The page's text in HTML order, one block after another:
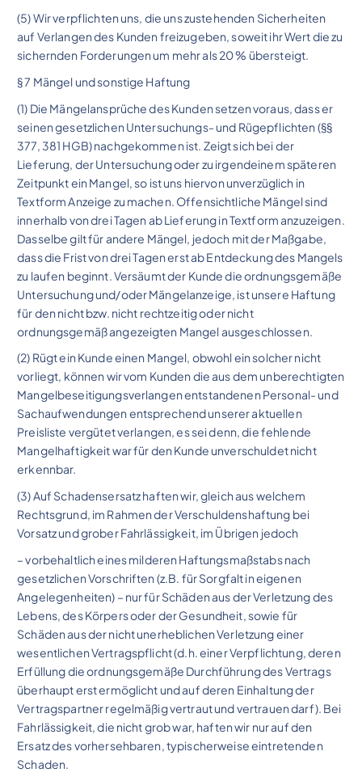
(5) Wir verpflichten uns, die uns zustehenden Sicherheiten
auf Verlangen des Kunden freizugeben, soweit ihr Wert die zu
sichernden Forderungen um mehr als 20 % übersteigt.
§ 7 Mängel und sonstige Haftung
(1) Die Mängelansprüche des Kunden setzen voraus, dass er
seinen gesetzlichen Untersuchungs- und Rügepflichten (§§
377, 381 HGB) nachgekommen ist. Zeigt sich bei der
Lieferung, der Untersuchung oder zu irgendeinem späteren
Zeitpunkt ein Mangel, so ist uns hiervon unverzüglich in
Textform Anzeige zu machen. Offensichtliche Mängel sind
innerhalb von drei Tagen ab Lieferung in Textform anzuzeigen.
Dasselbe gilt für andere Mängel, jedoch mit der Maßgabe,
dass die Frist von drei Tagen erst ab Entdeckung des Mangels
zu laufen beginnt. Versäumt der Kunde die ordnungsgemäße
Untersuchung und/oder Mängelanzeige, ist unsere Haftung
für den nicht bzw. nicht rechtzeitig oder nicht
ordnungsgemäß angezeigten Mangel ausgeschlossen.
(2) Rügt ein Kunde einen Mangel, obwohl ein solcher nicht
vorliegt, können wir vom Kunden die aus dem unberechtigten
Mangelbeseitigungsverlangen entstandenen Personal- und
Sachaufwendungen entsprechend unserer aktuellen
Preisliste vergütet verlangen, es sei denn, die fehlende
Mangelhaftigkeit war für den Kunde unverschuldet nicht
erkennbar.
(3) Auf Schadensersatz haften wir, gleich aus welchem
Rechtsgrund, im Rahmen der Verschuldenshaftung bei
Vorsatz und grober Fahrlässigkeit, im Übrigen jedoch
– vorbehaltlich eines milderen Haftungsmaßstabs nach
gesetzlichen Vorschriften (z.B. für Sorgfalt in eigenen
Angelegenheiten) – nur für Schäden aus der Verletzung des
Lebens, des Körpers oder der Gesundheit, sowie für
Schäden aus der nicht unerheblichen Verletzung einer
wesentlichen Vertragspflicht (d.h. einer Verpflichtung, deren
Erfüllung die ordnungsgemäße Durchführung des Vertrags
überhaupt erst ermöglicht und auf deren Einhaltung der
Vertragspartner regelmäßig vertraut und vertrauen darf). Bei
Fahrlässigkeit, die nicht grob war, haften wir nur auf den
Ersatz des vorhersehbaren, typischerweise eintretenden
Schaden.